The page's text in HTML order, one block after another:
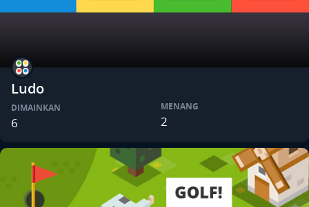
Ludo
DIMAINKAN
6
MENANG
2